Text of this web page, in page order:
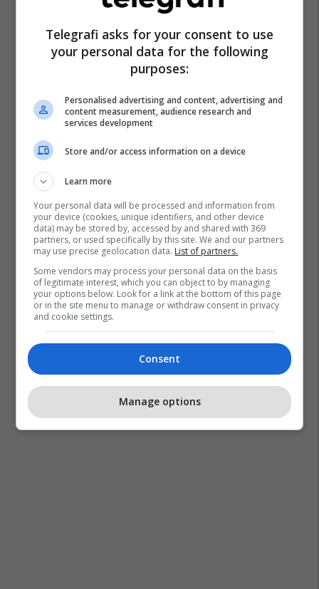
Telegrafi asks for your consent to use
your personal data for the following
purposes:
Personalised advertising and content, advertising and
content measurement, audience research and
services development
Store and/or access information on a device
Learn more
Your personal data will be processed and information from
your device (cookies, unique identifiers, and other device
data) may be stored by, accessed by and shared with 369
partners, or used specifically by this site. We and our partners
may use precise geolocation data. List of partners.
Some vendors may process your personal data on the basis
of legitimate interest, which you can object to by managing
your options below. Look for a link at the bottom of this page
or in the site menu to manage or withdraw consent in privacy
and cookie settings.
Consent
Manage options